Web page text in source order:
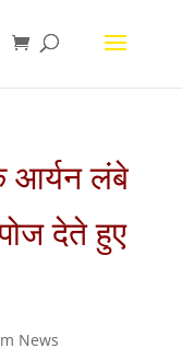
आर्यन लंबे
देते हुए
News